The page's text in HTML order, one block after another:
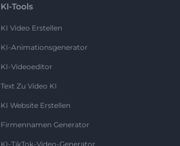
KI-Tools
KI Video Erstellen
KI-Animationsgenerator
KI-Videoeditor
Text Zu Video KI
KI Website Erstellen
Firmennamen Generator
KI-TikTok-Video-Generator